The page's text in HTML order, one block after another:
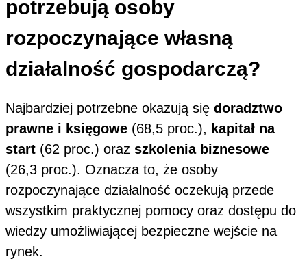
potrzebują osoby
rozpoczynające własną
działalność gospodarczą?
Najbardziej potrzebne okazują się doradztwo
prawne i księgowe (68,5 proc.), kapitał na
start (62 proc.) oraz szkolenia biznesowe
(26,3 proc.). Oznacza to, że osoby
rozpoczynające działalność oczekują przede
wszystkim praktycznej pomocy oraz dostępu do
wiedzy umożliwiającej bezpieczne wejście na
rynek.